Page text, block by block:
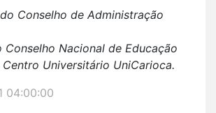
Conselho de Administração
Conselho Nacional de Educação
Universitário UniCarioca.
04:00:00